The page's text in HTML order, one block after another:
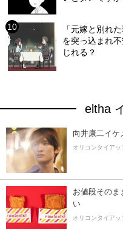
「元嫁と別れ
を突っ込まれ
じれる？
eltha
向井康二イケ
オリコンタイアッ
お値段そのま
い
オリコンタイアッ